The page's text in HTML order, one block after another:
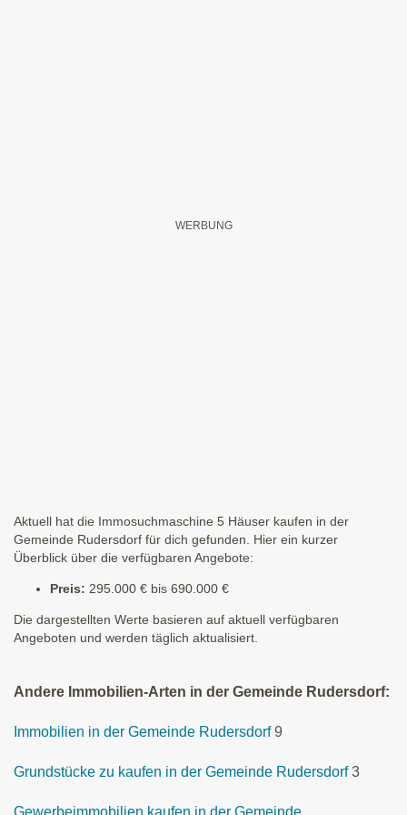
Aktuell hat die Immosuchmaschine 5 Häuser kaufen in der
Gemeinde Rudersdorf für dich gefunden. Hier ein kurzer
Überblick über die verfügbaren Angebote:
Preis: 295.000 € bis 690.000 €
Die dargestellten Werte basieren auf aktuell verfügbaren
Angeboten und werden täglich aktualisiert.
Andere Immobilien-Arten in der Gemeinde Rudersdorf:
Immobilien in der Gemeinde Rudersdorf 9
Grundstücke zu kaufen in der Gemeinde Rudersdorf 3
Gewerbeimmobilien kaufen in der Gemeinde